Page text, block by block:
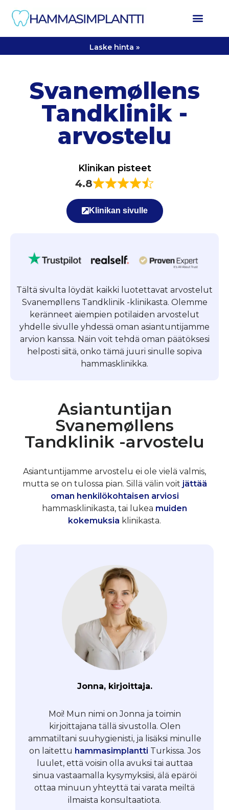
Laske hinta »
Svanemøllens
Tandklinik -
arvostelu
Klinikan pisteet
4.8
Klinikan sivulle
Tältä sivulta löydät kaikki luotettavat arvostelut
Svanemøllens Tandklinik -klinikasta. Olemme
keränneet aiempien potilaiden arvostelut
yhdelle sivulle yhdessä oman asiantuntijamme
arvion kanssa. Näin voit tehdä oman päätöksesi
helposti siitä, onko tämä juuri sinulle sopiva
hammasklinikka.
Asiantuntijan
Svanemøllens
Tandklinik -arvostelu
Asiantuntijamme arvostelu ei ole vielä valmis,
mutta se on tulossa pian. Sillä välin voit jättää
oman henkilökohtaisen arviosi
hammasklinikasta, tai lukea muiden
kokemuksia klinikasta.
Jonna, kirjoittaja.
Moi! Mun nimi on Jonna ja toimin
kirjoittajana tällä sivustolla. Olen
ammatiltani suuhygienisti, ja lisäksi minulle
on laitettu hammasimplantti Turkissa. Jos
luulet, että voisin olla avuksi tai auttaa
sinua vastaamalla kysymyksiisi, älä epäröi
ottaa minuun yhteyttä tai varata meiltä
ilmaista konsultaatiota.